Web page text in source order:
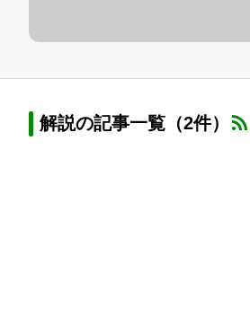
解説の記事一覧（2件）